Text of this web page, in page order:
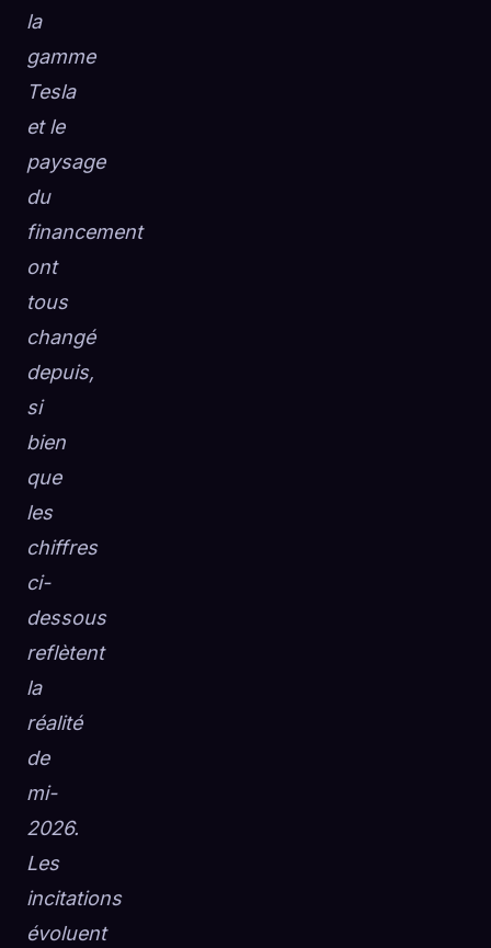
la
gamme
Tesla
et le
paysage
du
financement
ont
tous
changé
depuis,
si
bien
que
les
chiffres
ci-
dessous
reflètent
la
réalité
de
mi-
2026.
Les
incitations
évoluent